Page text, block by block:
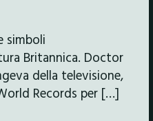
simboli
Britannica. Doctor
della televisione,
Records per […]